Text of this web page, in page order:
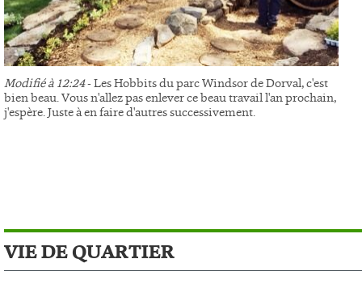
Modifié à 12:24- Les Hobbits du parc Windsor de Dorval, c'est
bien beau. Vous n'allez pas enlever ce beau travail l'an prochain,
j'espère. Juste à en faire d'autres successivement.
VIE DE QUARTIER